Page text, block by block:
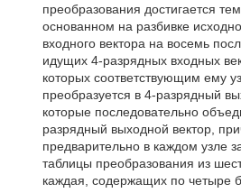
преобразования достигается
основанном на разбивке
входного вектора на восемь
идущих 4-разрядных входных
которых соответствующим ему
преобразуется в 4-разрядный
которые последовательно
разрядный выходной вектор,
предварительно в каждом узле
таблицы преобразования из
каждая, содержащих по четыре